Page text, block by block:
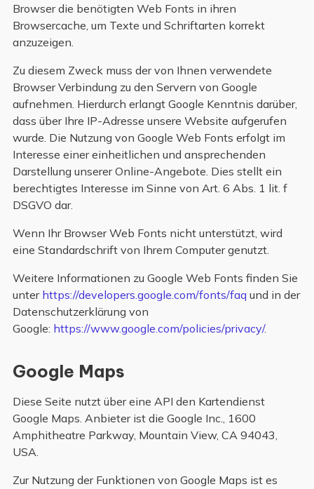
Browser die benötigten Web Fonts in ihren
Browsercache, um Texte und Schriftarten korrekt
anzuzeigen.
Zu diesem Zweck muss der von Ihnen verwendete
Browser Verbindung zu den Servern von Google
aufnehmen. Hierdurch erlangt Google Kenntnis darüber,
dass über Ihre IP-Adresse unsere Website aufgerufen
wurde. Die Nutzung von Google Web Fonts erfolgt im
Interesse einer einheitlichen und ansprechenden
Darstellung unserer Online-Angebote. Dies stellt ein
berechtigtes Interesse im Sinne von Art. 6 Abs. 1 lit. f
DSGVO dar.
Wenn Ihr Browser Web Fonts nicht unterstützt, wird
eine Standardschrift von Ihrem Computer genutzt.
Weitere Informationen zu Google Web Fonts finden Sie
unter https://developers.google.com/fonts/faqund in der
Datenschutzerklärung von
Google: https://www.google.com/policies/privacy/.
Google Maps
Diese Seite nutzt über eine API den Kartendienst
Google Maps. Anbieter ist die Google Inc., 1600
Amphitheatre Parkway, Mountain View, CA 94043,
USA.
Zur Nutzung der Funktionen von Google Maps ist es